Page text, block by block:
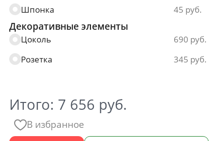
Шпонка 45
Декоративные элементы
Цоколь
690
Розетка
345
Итого: 7 656 руб.
В избранное